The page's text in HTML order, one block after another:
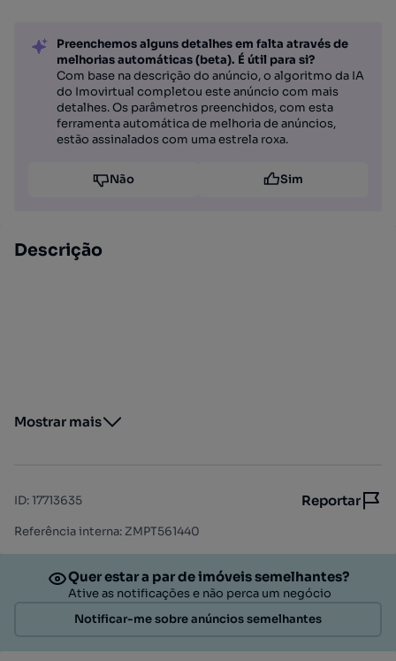
Preenchemos alguns detalhes em falta através de
melhorias automáticas (beta). É útil para si?
Com base na descrição do anúncio, o algoritmo da IA
do Imovirtual completou este anúncio com mais
detalhes. Os parâmetros preenchidos, com esta
ferramenta automática de melhoria de anúncios,
estão assinalados com uma estrela roxa.
Não Sim
Descrição
Mostrar mais
ID:17713635 Reportar
Referência interna: ZMPT561440
Quer estar a par de imóveis semelhantes?
Ative as notificações e não perca um negócio
Notificar-me sobre anúncios semelhantes